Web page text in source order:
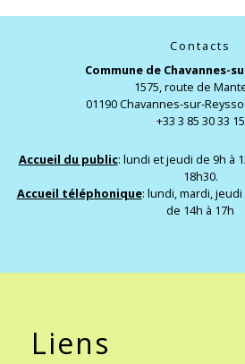
Contacts
Commune de Chavannes-
1575, route de
01190 Chavannes-sur-
+33 3 85 30 33 15
Accueil du public: lundi et jeudi de 9h à
18h30.
Accueil téléphonique: lundi, mardi,
de 14h à 17h
Liens